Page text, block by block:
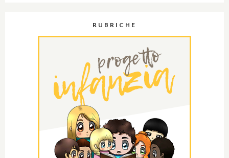
RUBRICHE